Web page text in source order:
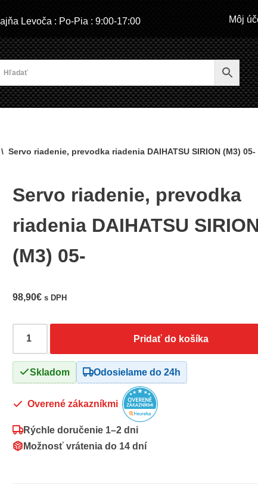
Levoča : Po-Pia : 9:00-17:00 Môj
\ Servo riadenie, prevodka riadenia DAIHATSU SIRION (M3) 05-
Servo riadenie, prevodka
riadenia DAIHATSU SIRION
(M3) 05-
98,90€ s DPH
Pridať do košíka
Skladom Odosielame do 24h
Overené zákazníkmi
Rýchle doručenie 1–2 dni
Možnosť vrátenia do 14 dní